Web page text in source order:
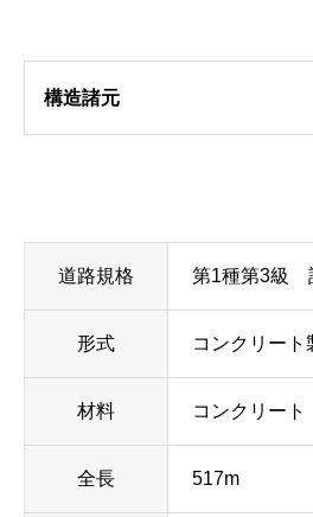
構造諸元
道路規格 第1種第3級
形式 コンクリー
材料 コンクリート
全長 517m